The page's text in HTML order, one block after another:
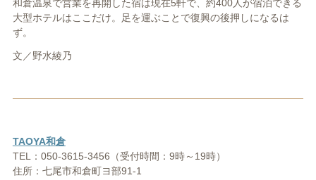
和倉温泉で営業を再開した宿は現在5軒で、約400人が宿泊できる
大型ホテルはここだけ。足を運ぶことで復興の後押しになるは
ず。
文／野水綾乃
TAOYA和倉
TEL：050-3615-3456（受付時間：9時～19時）
住所：七尾市和倉町ヨ部91-1